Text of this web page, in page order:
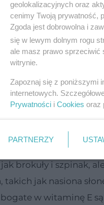
E
od wiegu i
też zmniejszać
E:
brokuły i szpinak,
jak nasiona
w witaminę E
geolokalizacyjnych oraz
cenimy Twoją prywatność,
Zgoda jest dobrowolna i
się w lewym dolnym rogu
ale masz prawo sprzeciwić
witrynie.
Zapoznaj się z poniższymi
internetowych.
Prywatności i Cookies oraz
PARTNERZY